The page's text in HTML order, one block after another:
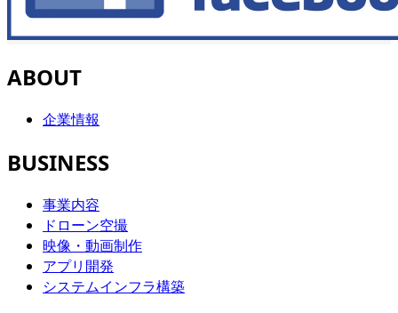
ABOUT
企業情報
BUSINESS
事業内容
ドローン空撮
映像・動画制作
アプリ開発
システムインフラ構築